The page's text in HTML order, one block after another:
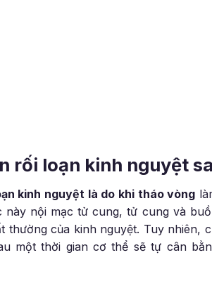
rối loạn kinh nguyệt
kinh nguyệt là do khi tháo vòng
này nội mạc tử cung, tử cung và
thường của kinh nguyệt. Tuy nhiên,
một thời gian cơ thể sẽ tự cân